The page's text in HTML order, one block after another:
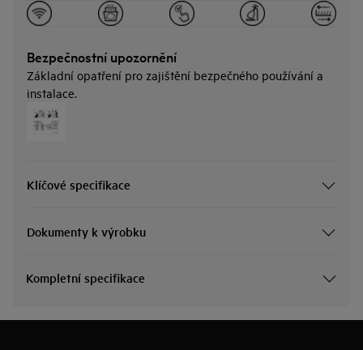
Bezpečnostní upozornění
Základní opatření pro zajištění bezpečného používání a
instalace.
Klíčové specifikace
Dokumenty k výrobku
Kompletní specifikace